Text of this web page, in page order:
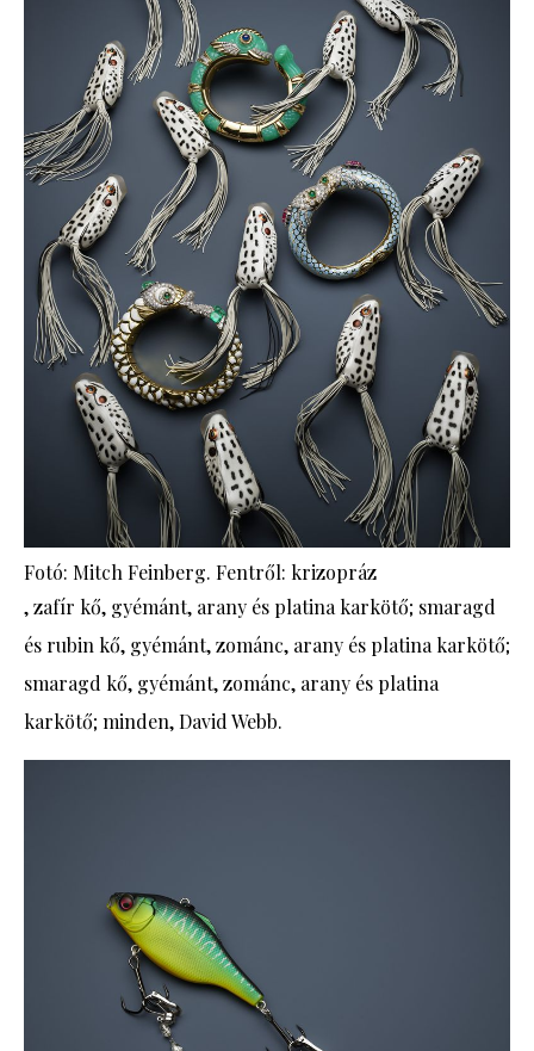
Fotó: Mitch Feinberg. Fentről: krizopráz
, zafír kő, gyémánt, arany és platina karkötő; smaragd
és rubin kő, gyémánt, zománc, arany és platina karkötő;
smaragd kő, gyémánt, zománc, arany és platina
karkötő; minden, David Webb.